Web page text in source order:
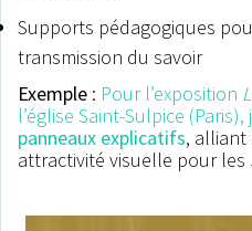
Supports pédagogiques
transmission du savoir
Exemple : Pour l’exposition
l’église Saint-Sulpice (Paris),
panneaux explicatifs, alliant
attractivité visuelle pour les